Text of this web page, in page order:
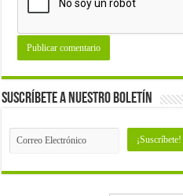
Suscríbete a nuestro Boletín